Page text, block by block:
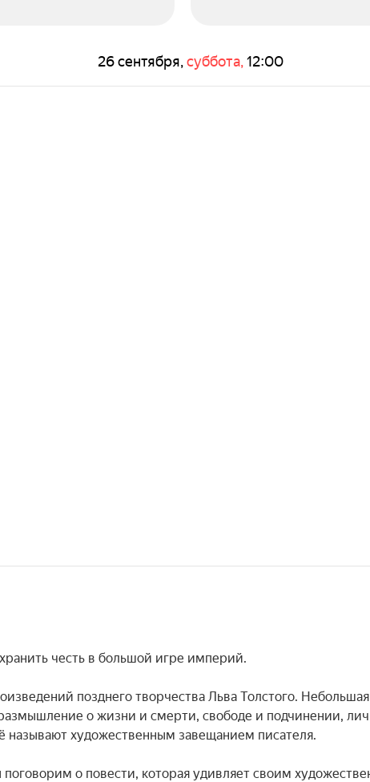
26 сентября,суббота, 12:00
честь в большой игре империй.
позднего творчества Льва Толстого.
о жизни и смерти, свободе и подчинении,
художественным завещанием писателя.
о повести, которая удивляет своим